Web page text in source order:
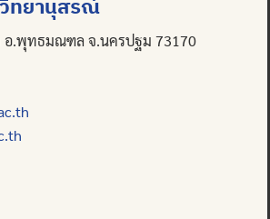
วิทยานุสรณ์
อ.พุทธมณฑล จ.นครปฐม 73170